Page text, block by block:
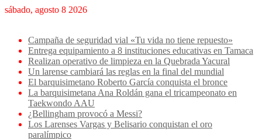
sábado, agosto 8 2026
Campaña de seguridad vial «Tu vida no tiene repuesto»
Entrega equipamiento a 8 instituciones educativas en Tamaca
Realizan operativo de limpieza en la Quebrada Yacural
Un larense cambiará las reglas en la final del mundial
El barquisimetano Roberto García conquista el bronce
La barquisimetana Ana Roldán gana el tricampeonato en
Taekwondo AAU
¿Bellingham provocó a Messi?
Los Larenses Vargas y Belisario conquistan el oro
paralímpico